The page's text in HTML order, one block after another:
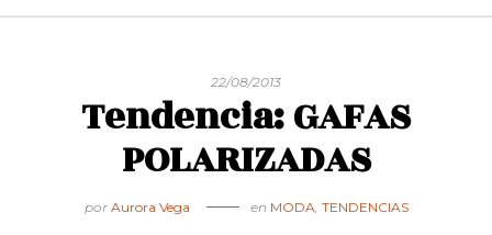
22/08/2013
Tendencia: GAFAS
POLARIZADAS
por Aurora Vega en MODA, TENDENCIAS